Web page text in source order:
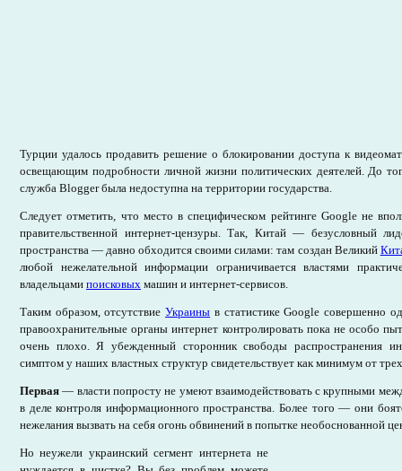
Турции удалось продавить решение о блокировании доступа к
освещающим подробности личной жизни политических деятелей. До
служба Blogger была недоступна на территории государства.
Следует отметить, что место в специфическом рейтинге Google не
правительственной интернет-цензуры. Так, Китай — безусловный
пространства — давно обходится своими силами: там создан Великий
любой нежелательной информации ограничивается властями
владельцами поисковых машин и интернет-сервисов.
Таким образом, отсутствиеУкраины в статистике Google совершенно
правоохранительные органы интернет контролировать пока не особо
очень плохо. Я убежденный сторонник свободы распространения
симптом у наших властных структур свидетельствует как минимум от
Первая — власти попросту не умеют взаимодействовать с крупными
в деле контроля информационного пространства. Более того — они
нежелания вызвать на себя огонь обвинений в попытке необоснованной
Но неужели украинский сегмент интернета не